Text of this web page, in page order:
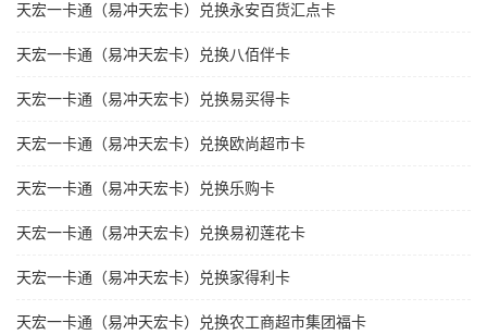
天宏一卡通（易冲天宏卡）兑换永安百货汇点卡
天宏一卡通（易冲天宏卡）兑换八佰伴卡
天宏一卡通（易冲天宏卡）兑换易买得卡
天宏一卡通（易冲天宏卡）兑换欧尚超市卡
天宏一卡通（易冲天宏卡）兑换乐购卡
天宏一卡通（易冲天宏卡）兑换易初莲花卡
天宏一卡通（易冲天宏卡）兑换家得利卡
天宏一卡通（易冲天宏卡）兑换农工商超市集团福卡